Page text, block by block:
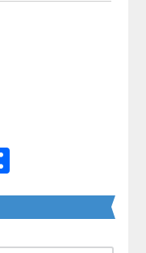
Delen